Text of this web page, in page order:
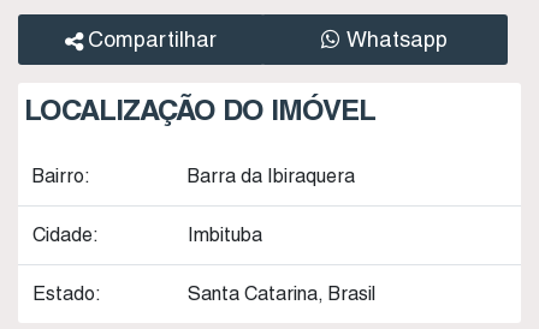
Compartilhar Whatsapp
LOCALIZAÇÃO DO IMÓVEL
Bairro: Barra da Ibiraquera
Cidade: Imbituba
Estado: Santa Catarina, Brasil